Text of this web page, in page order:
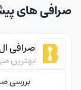
صرافی های
صرافی
بهترین
بررسی